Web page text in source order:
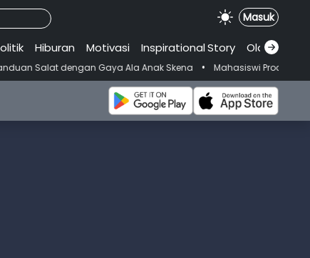
Masuk
Hiburan Motivasi Inspirational.Story Olahraga
Gaya Ala Anak Skena • Mahasiswi Prodi FKM-Undana